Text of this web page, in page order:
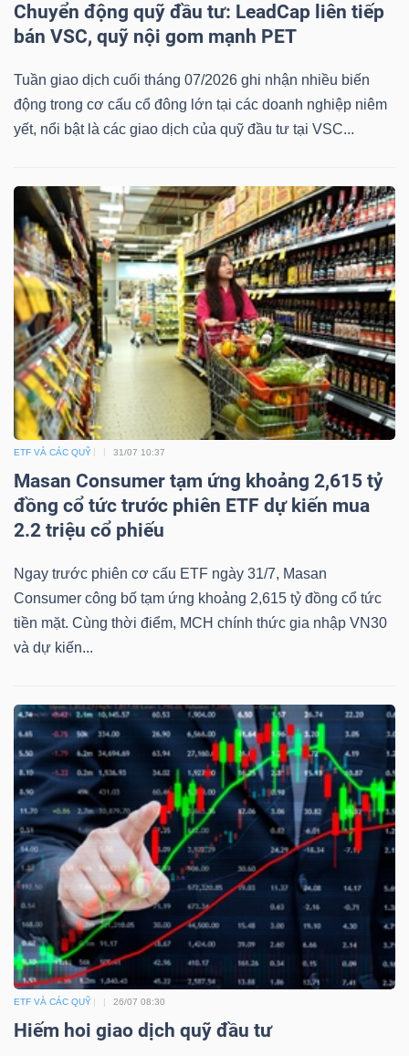
Chuyển động quỹ đầu tư: LeadCap liên tiếp
bán VSC, quỹ nội gom mạnh PET
Tuần giao dịch cuối tháng 07/2026 ghi nhận nhiều biến
động trong cơ cấu cổ đông lớn tại các doanh nghiệp niêm
yết, nổi bật là các giao dịch của quỹ đầu tư tại VSC...
ETF VÀ CÁC QUỸ 31/07 10:37
Masan Consumer tạm ứng khoảng 2,615 tỷ
đồng cổ tức trước phiên ETF dự kiến mua
2.2 triệu cổ phiếu
Ngay trước phiên cơ cấu ETF ngày 31/7, Masan
Consumer công bố tạm ứng khoảng 2,615 tỷ đồng cổ tức
tiền mặt. Cùng thời điểm, MCH chính thức gia nhập VN30
và dự kiến...
ETF VÀ CÁC QUỸ 26/07 08:30
Hiếm hoi giao dịch quỹ đầu tư
Đào
tài
chính
Công
cụ
đầu
tư
Truyền
thông
tài
chính
Dữ
liệu
tài
chính